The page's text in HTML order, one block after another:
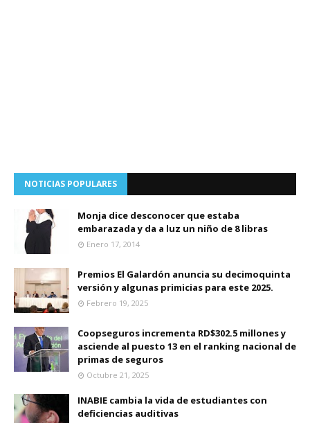
NOTICIAS POPULARES
Monja dice desconocer que estaba
embarazada y da a luz un niño de 8 libras
Enero 17, 2014
Premios El Galardón anuncia su decimoquinta
versión y algunas primicias para este 2025.
Febrero 19, 2025
Coopseguros incrementa RD$302.5 millones y
asciende al puesto 13 en el ranking nacional de
primas de seguros
Octubre 21, 2025
INABIE cambia la vida de estudiantes con
deficiencias auditivas